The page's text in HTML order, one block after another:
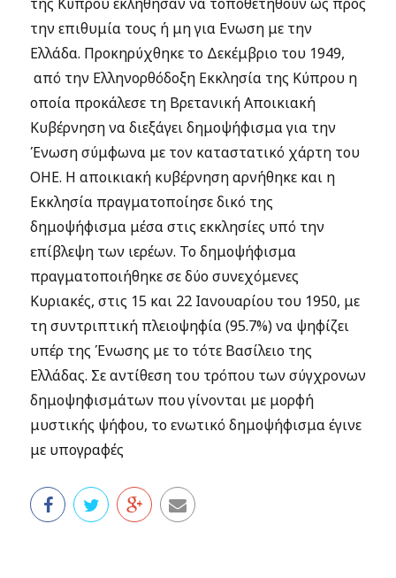
την επιθυμία τους ή μη για Ενωση με την
Ελλάδα. Προκηρύχθηκε το Δεκέμβριο του 1949,
από την Ελληνορθόδοξη Εκκλησία της Κύπρου η
οποία προκάλεσε τη Βρετανική Αποικιακή
Κυβέρνηση να διεξάγει δημοψήφισμα για την
Ένωση σύμφωνα με τον καταστατικό χάρτη του
ΟΗΕ. Η αποικιακή κυβέρνηση αρνήθηκε και η
Εκκλησία πραγματοποίησε δικό της
δημοψήφισμα μέσα στις εκκλησίες υπό την
επίβλεψη των ιερέων. Το δημοψήφισμα
πραγματοποιήθηκε σε δύο συνεχόμενες
Κυριακές, στις 15 και 22 Ιανουαρίου του 1950, με
τη συντριπτική πλειοψηφία (95.7%) να ψηφίζει
υπέρ της Ένωσης με το τότε Βασίλειο της
Ελλάδας. Σε αντίθεση του τρόπου των σύγχρονων
δημοψηφισμάτων που γίνονται με μορφή
μυστικής ψήφου, το ενωτικό δημοψήφισμα έγινε
με υπογραφές